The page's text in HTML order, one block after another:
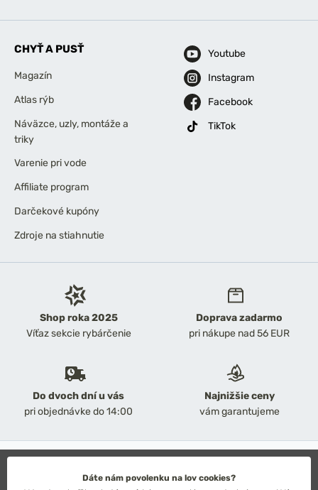
Shop roka 2025
Víťaz sekcie rybárčenie
Doprava zadarmo
pri nákupe nad 56 EUR
Do dvoch dní u vás
pri objednávke do 14:00
Najnižšie ceny
vám garantujeme
CHYŤ A PUSŤ
Magazín
Atlas rýb
Náväzce, uzly, montáže a
triky
Varenie pri vode
Affiliate program
Darčekové kupóny
Zdroje na stiahnutie
Youtube
Instagram
Facebook
TikTok
Obchodné podmienky
Dáte nám povolenku na lov cookies?